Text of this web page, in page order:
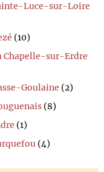
Luce-sur-Loire
(10)
Chapelle-sur-Erdre
Goulaine (2)
(8)
(1)
(4)